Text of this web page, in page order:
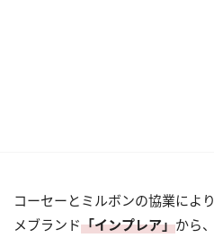
コーセーとミルボンの協業によ
メブランド「インプレア」から